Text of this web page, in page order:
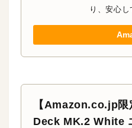
り、安心し
【Amazon.co.jp
Deck MK.2 White